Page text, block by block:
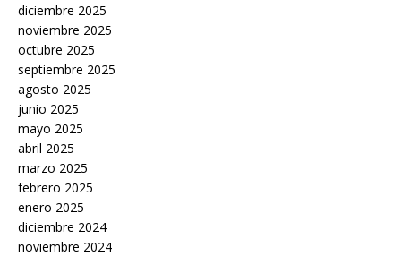
diciembre 2025
noviembre 2025
octubre 2025
septiembre 2025
agosto 2025
junio 2025
mayo 2025
abril 2025
marzo 2025
febrero 2025
enero 2025
diciembre 2024
noviembre 2024